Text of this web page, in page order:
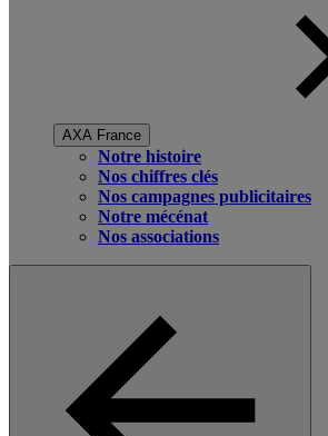
AXA France
Notre histoire
Nos chiffres clés
Nos campagnes publicitaires
Notre mécénat
Nos associations